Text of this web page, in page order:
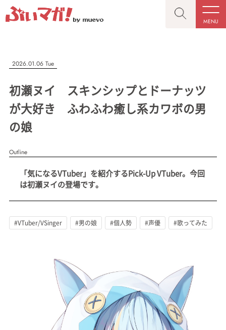
MENU
CLOSE
記事を検索する
#VTuber/VSinger #男性 #女性 #バ美肉 #男の娘
#獣系 #動物系 #企業公式 #個人勢
CLOSE
“推しへの応援を形にする”VTuber専門メディア
記事一覧
プレスリリース一覧
会社概要
お問い合わせ
muevoクラウドファンディング
2026.01.06 Tue
初瀬ヌイ スキンシップとドーナッツ
が大好き ふわふわ癒し系カワボの男
の娘
Outline
「気になるVTuber」を紹介するPick-Up VTuber。今回
は初瀬ヌイの登場です。
#VTuber/VSinger #男の娘 #個人勢 #声優 #歌ってみた